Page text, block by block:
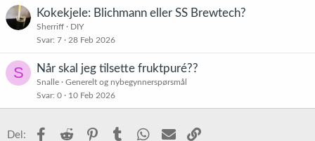
Kokekjele: Blichmann eller SS Brewtech?
Sherriff
DIY
Svar 7 28 Feb 2026
S Når skal jeg tilsette fruktpuré??
Snalle
Generelt og nybegynnerspørsmål
Svar 0 10 Feb 2026
Del: Facebook
Reddit PinterestTumblr WhatsApp
E-post